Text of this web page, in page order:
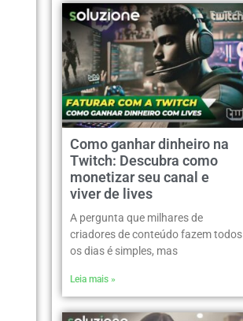
Como ganhar dinheiro na
Twitch: Descubra como
monetizar seu canal e
viver de lives
A pergunta que milhares de
criadores de conteúdo fazem todos
os dias é simples, mas
Leia mais »